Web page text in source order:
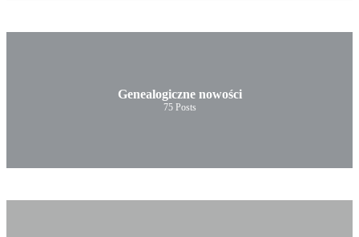
Genealogiczne nowości
75 Posts